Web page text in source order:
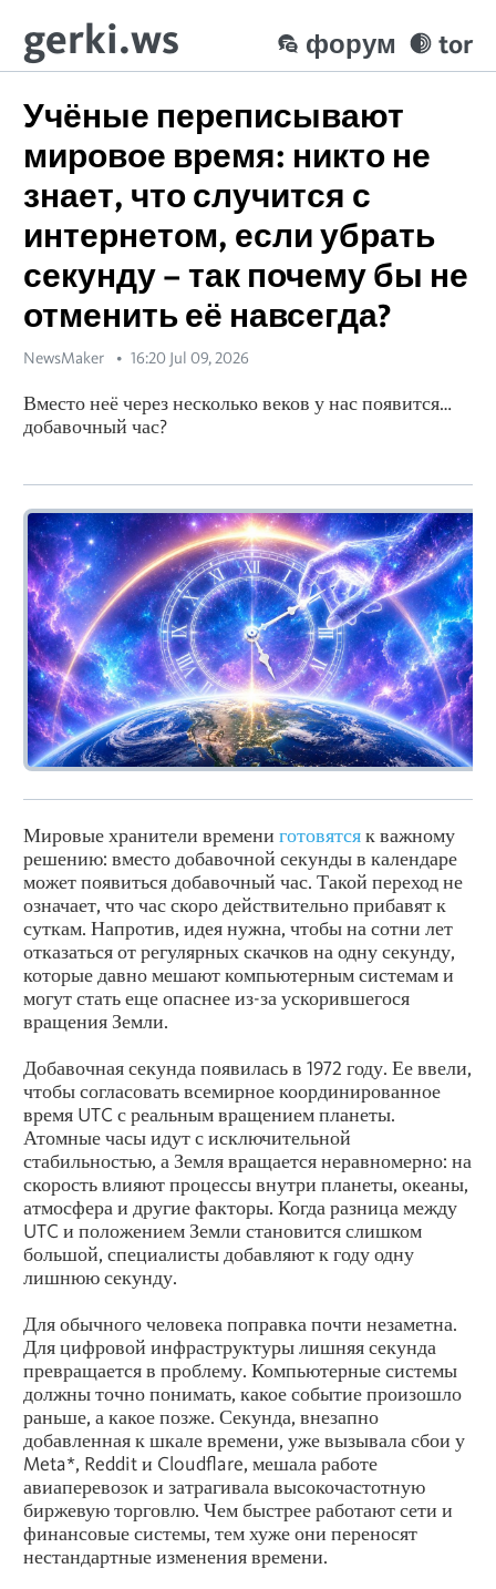
gerki.ws tor
форум
Учёные переписывают
мировое время: никто не
знает, что случится с
интернетом, если убрать
секунду – так почему бы не
отменить её навсегда?
NewsMaker 16:20 Jul 09, 2026
Вместо неё через несколько веков у нас появится…
добавочный час?
Мировые хранители времени готовятсяк важному
решению: вместо добавочной секунды в календаре
может появиться добавочный час. Такой переход не
означает, что час скоро действительно прибавят к
суткам. Напротив, идея нужна, чтобы на сотни лет
отказаться от регулярных скачков на одну секунду,
которые давно мешают компьютерным системам и
могут стать еще опаснее из-за ускорившегося
вращения Земли.
Добавочная секунда появилась в 1972 году. Ее ввели,
чтобы согласовать всемирное координированное
время UTC с реальным вращением планеты.
Атомные часы идут с исключительной
стабильностью, а Земля вращается неравномерно: на
скорость влияют процессы внутри планеты, океаны,
атмосфера и другие факторы. Когда разница между
UTC и положением Земли становится слишком
большой, специалисты добавляют к году одну
лишнюю секунду.
Для обычного человека поправка почти незаметна.
Для цифровой инфраструктуры лишняя секунда
превращается в проблему. Компьютерные системы
должны точно понимать, какое событие произошло
раньше, а какое позже. Секунда, внезапно
добавленная к шкале времени, уже вызывала сбои у
Meta*, Reddit и Cloudflare, мешала работе
авиаперевозок и затрагивала высокочастотную
биржевую торговлю. Чем быстрее работают сети и
финансовые системы, тем хуже они переносят
нестандартные изменения времени.